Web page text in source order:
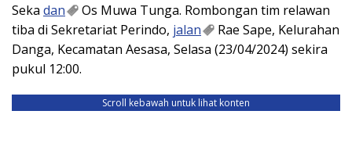
Seka dan
Os Muwa Tunga. Rombongan tim relawan
tiba di Sekretariat Perindo, jalan
Rae Sape, Kelurahan
Danga, Kecamatan Aesasa, Selasa (23/04/2024) sekira
pukul 12:00.
Scroll kebawah untuk lihat konten